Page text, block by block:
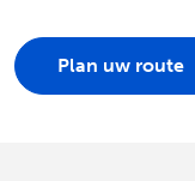
Plan uw route